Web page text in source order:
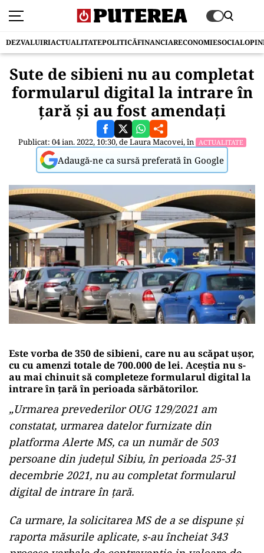
DEZVALUIRIACTUALITATEPOLITICĂFINANCIARECONOMIESOCIAL
Sute de sibieni nu au completat
formularul digital la intrare în
țară și au fost amendați
Publicat: 04 ian. 2022, 10:30, deLaura Macovei, în ACTUALITATE
Adaugă-ne ca sursă preferată în Google
Este vorba de 350 de sibieni, care nu au scăpat ușor,
cu cu amenzi totale de 700.000 de lei. Aceștia nu s-
au mai chinuit să completeze formularul digital la
intrare în țară în perioada sărbătorilor.
„Urmarea prevederilor OUG 129/2021 am
constatat, urmarea datelor furnizate din
platforma Alerte MS, ca un număr de 503
persoane din judeţul Sibiu, în perioada 25-31
decembrie 2021, nu au completat formularul
digital de intrare în ţară.
Ca urmare, la solicitarea MS de a se dispune şi
raporta măsurile aplicate, s-au încheiat 343